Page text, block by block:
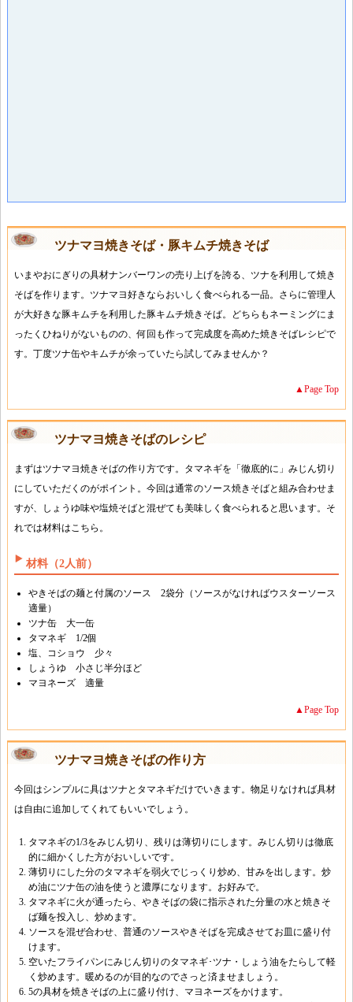
ツナマヨ焼きそば・豚キムチ焼きそば
いまやおにぎりの具材ナンバーワンの売り上げを誇る、ツナを利用して焼き
そばを作ります。ツナマヨ好きならおいしく食べられる一品。さらに管理人
が大好きな豚キムチを利用した豚キムチ焼きそば。どちらもネーミングにま
ったくひねりがないものの、何回も作って完成度を高めた焼きそばレシピで
す。丁度ツナ缶やキムチが余っていたら試してみませんか？
▲Page Top
ツナマヨ焼きそばのレシピ
まずはツナマヨ焼きそばの作り方です。タマネギを「徹底的に」みじん切り
にしていただくのがポイント。今回は通常のソース焼きそばと組み合わせま
すが、しょうゆ味や塩焼そばと混ぜても美味しく食べられると思います。そ
れでは材料はこちら。
材料（2人前）
やきそばの麺と付属のソース 2袋分（ソースがなければウスターソース
適量）
ツナ缶 大一缶
タマネギ 1/2個
塩、コショウ 少々
しょうゆ 小さじ半分ほど
マヨネーズ 適量
▲Page Top
ツナマヨ焼きそばの作り方
今回はシンプルに具はツナとタマネギだけでいきます。物足りなければ具材
は自由に追加してくれてもいいでしょう。
タマネギの1/3をみじん切り、残りは薄切りにします。みじん切りは徹底
的に細かくした方がおいしいです。
薄切りにした分のタマネギを弱火でじっくり炒め、甘みを出します。炒
め油にツナ缶の油を使うと濃厚になります。お好みで。
タマネギに火が通ったら、やきそばの袋に指示された分量の水と焼きそ
ば麺を投入し、炒めます。
ソースを混ぜ合わせ、普通のソースやきそばを完成させてお皿に盛り付
けます。
空いたフライパンにみじん切りのタマネギ･ツナ・しょう油をたらして軽
く炒めます。暖めるのが目的なのでさっと済ませましょう。
5の具材を焼きそばの上に盛り付け、マヨネーズをかけます。